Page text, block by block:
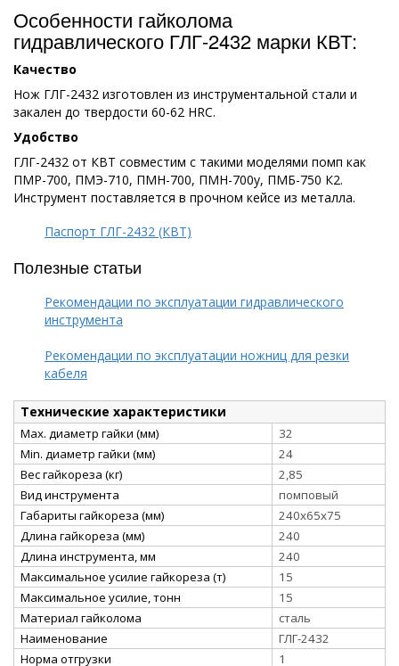
Особенности гайколома
гидравлического ГЛГ-2432 марки КВТ:
Качество
Нож ГЛГ-2432 изготовлен из инструментальной стали и
закален до твердости 60-62 HRC.
Удобство
ГЛГ-2432 от КВТ совместим с такими моделями помп как
ПМР-700, ПМЭ-710, ПМН-700, ПМН-700у, ПМБ-750 К2.
Инструмент поставляется в прочном кейсе из металла.
Паспорт ГЛГ-2432 (КВТ)
Полезные статьи
Рекомендации по эксплуатации гидравлического
инструмента
Рекомендации по эксплуатации ножниц для резки
кабеля
Технические характеристики
Max. диаметр гайки (мм)
32
Min. диаметр гайки (мм)
24
Вес гайкореза (кг)
2,85
Вид инструмента
помповый
Габариты гайкореза (мм)
240х65х75
Длина гайкореза (мм)
240
Длина инструмента, мм
240
Максимальное усилие гайкореза (т)
15
Максимальное усилие, тонн
15
Материал гайколома
сталь
Наименование
ГЛГ-2432
Норма отгрузки
1